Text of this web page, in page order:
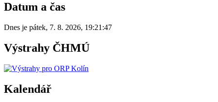
Datum a čas
Dnes je pátek, 7. 8. 2026, 19:21:47
Výstrahy ČHMÚ
Kalendář